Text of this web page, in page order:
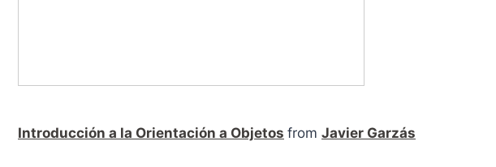
Introducción a la Orientación a Objetos from Javier Garzás